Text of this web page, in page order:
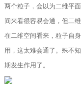
两个粒子，会以为二维平
间来看很容易会通，但二
在二维空间看来，粒子自
用，这太难会通了。殊不
期发生作用了。